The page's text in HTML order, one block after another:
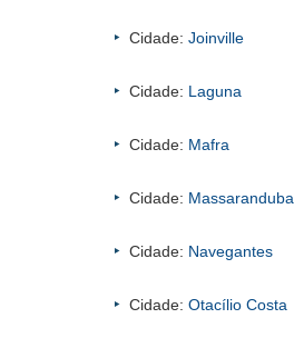
Cidade: Joinville
Cidade: Laguna
Cidade: Mafra
Cidade: Massaranduba
Cidade: Navegantes
Cidade: Otacílio Costa